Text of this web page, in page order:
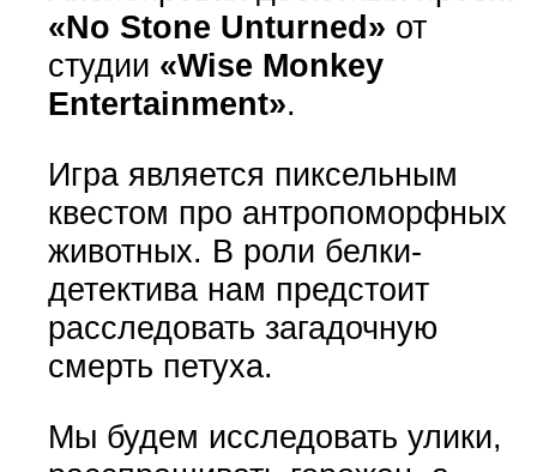
«No Stone Unturned» от
студии «Wise Monkey
Entertainment».
Игра является пиксельным
квестом про антропоморфных
животных. В роли белки-
детектива нам предстоит
расследовать загадочную
смерть петуха.
Мы будем исследовать улики,